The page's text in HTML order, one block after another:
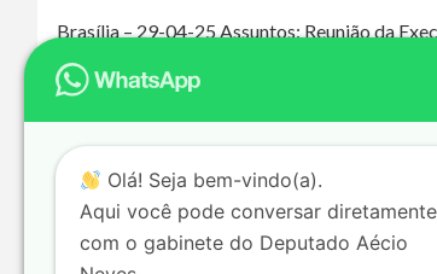
Brasília – 29-04-25 Assuntos: Reunião da
PSDB – Fusão PSDB/Podemos Ouça o áudio
entrevista A ausência do PSDB nos grandes
nacionais levou a essa polarização
Leia mais >>
Olá! Seja bem-vindo(a).
Aqui você pode conversar diretamente
com o gabinete do Deputado Aécio